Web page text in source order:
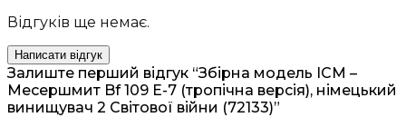
Відгуків ще немає.
Написати відгук
Залиште перший відгук “Збірна модель ICM –
Месершмит Bf 109 E-7 (тропічна версія), німецький
винищувач 2 Світової війни (72133)”